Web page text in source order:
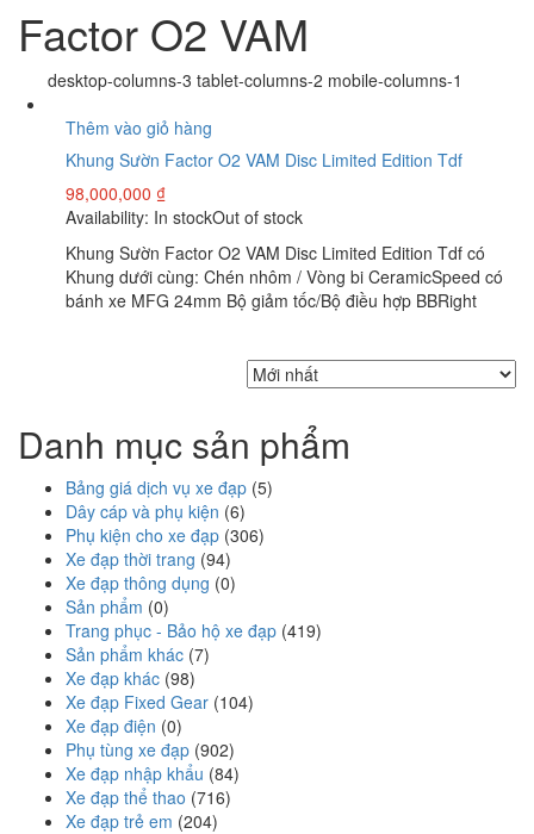
Factor O2 VAM
desktop-columns-3 tablet-columns-2 mobile-columns-1
Thêm vào giỏ hàng
Khung Sườn Factor O2 VAM Disc Limited Edition Tdf
98,000,000 ₫
Availability: In stockOut of stock
Khung Sườn Factor O2 VAM Disc Limited Edition Tdf có
Khung dưới cùng: Chén nhôm / Vòng bi CeramicSpeed ​​có
bánh xe MFG 24mm Bộ giảm tốc/Bộ điều hợp BBRight
Danh mục sản phẩm
Bảng giá dịch vụ xe đạp (5)
Dây cáp và phụ kiện (6)
Phụ kiện cho xe đạp (306)
Xe đạp thời trang (94)
Xe đạp thông dụng (0)
Sản phẩm (0)
Trang phục - Bảo hộ xe đạp (419)
Sản phẩm khác (7)
Xe đạp khác (98)
Xe đạp Fixed Gear (104)
Xe đạp điện (0)
Phụ tùng xe đạp (902)
Xe đạp nhập khẩu (84)
Xe đạp thể thao (716)
Xe đạp trẻ em (204)